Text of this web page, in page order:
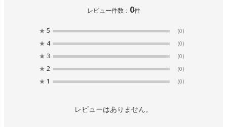
レビュー件数： 0件
★ 5 (0)
★ 4 (0)
★ 3 (0)
★ 2 (0)
★ 1 (0)
レビューはありません。